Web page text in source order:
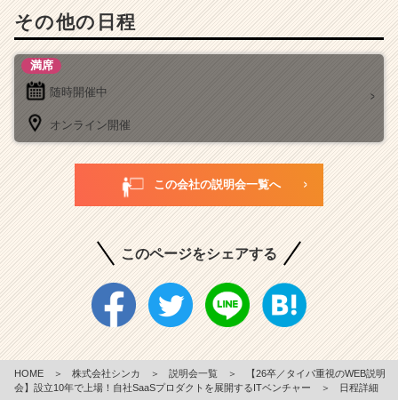
その他の日程
随時開催中
満席
オンライン開催
この会社の説明会一覧へ
このページをシェアする
HOME ＞ 株式会社シンカ ＞ 説明会一覧 ＞
【26卒／タイパ重視のWEB説明
会】設立10年で上場！自社SaaSプロダクトを展開するITベンチャー
＞ 日程詳細